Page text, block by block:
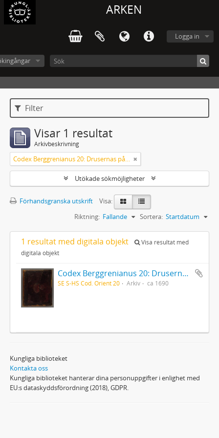
ARKEN
Logga in
Filter
Visar 1 resultat
Arkivbeskrivning
Codex Berggrenianus 20: Drusernas på Libanon heliga bok
Utökade sökmöjligheter
Förhandsgranska utskrift
Visa:
Sortera: Startdatum
Riktning: Fallande
1 resultat med digitala objekt
Visa resultat med
digitala objekt
Codex Berggrenianus 20: Drusernas på Libanon heliga bok
SE S-HS Cod. Orient 20 Arkiv ca 1690
Kungliga biblioteket
Kontakta oss
Kungliga biblioteket hanterar dina personuppgifter i enlighet med
EU:s dataskyddsförordning (2018), GDPR.